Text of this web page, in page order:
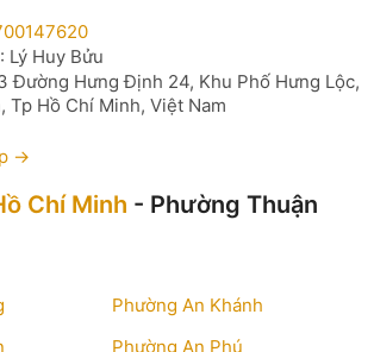
: Lý Huy Bửu
Đường Hưng Định 24, Khu Phố Hưng Lộc,
Tp Hồ Chí Minh, Việt Nam
→
Chí Minh - Phường Thuận
Phường An Khánh
Phường An Phú